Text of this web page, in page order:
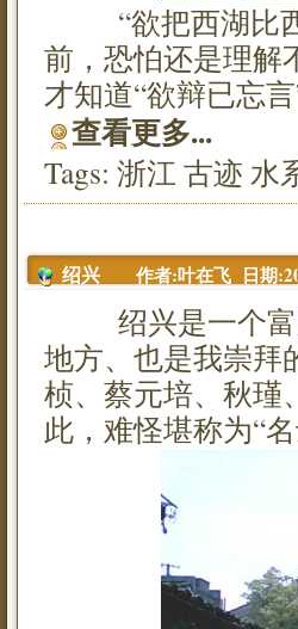
“欲把西湖比西
前，恐怕还是理解
才知道“欲辩已忘言
查看更多...
Tags: 浙江 古迹 水
绍兴 作者:叶在飞 日期
绍兴是一个富
地方、也是我崇拜
桢、蔡元培、秋
此，难怪堪称为“名